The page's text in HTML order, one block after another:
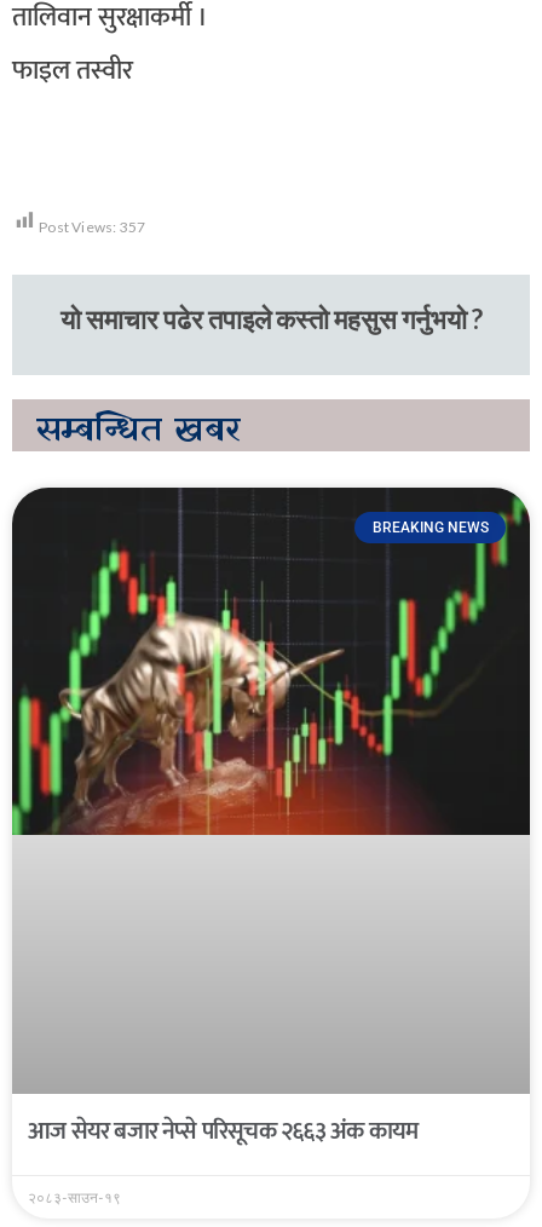
तालिवान सुरक्षाकर्मी ।
फाइल तस्वीर
Post Views: 357
यो समाचार पढेर तपाइले कस्तो महसुस गर्नुभयो ?
सम्बन्धित खबर
BREAKING NEWS
आज सेयर बजार नेप्से परिसूचक २६६३ अंक कायम
२०८३-साउन-१९